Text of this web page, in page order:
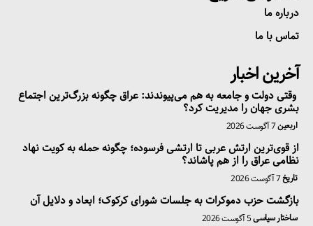
درباره ما
تماس با ما
آخرین اخبار
وقتی دولت و جامعه به هم می‌پیوندند: عراق چگونه بزرگ‌ترین اجتماع
بشری جهان را مدیریت کرد؟
اربعین7 آگوست 2026
از قوی‌ترین ارتش عربی تا ارتشی فرسوده؛ چگونه حمله به کویت نهاد
نظامی عراق را از هم پاشاند؟
تاریخ7 آگوست 2026
بازگشت حزب دموکرات به جلسات شورای کرکوک؛ ابعاد و دلایل آن
ساختار سیاسی5 آگوست 2026